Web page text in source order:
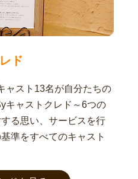
ド
ャスト13名が自分たちの
キャストクレド～6つの
る思い、サービスを行
準をすべてのキャスト